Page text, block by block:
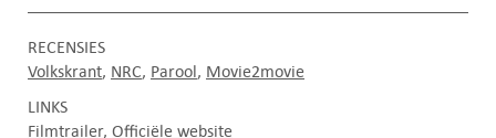
RECENSIES
Volkskrant NRC Parool Movie2movie
LINKS
Filmtrailer Officiële website